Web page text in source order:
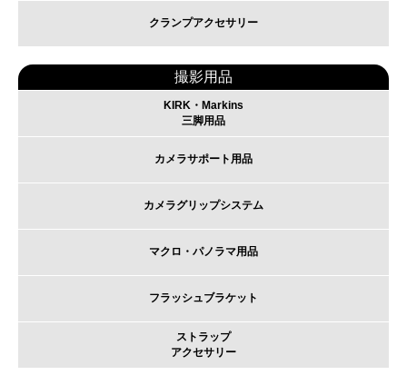
クランプアクセサリー
撮影用品
KIRK・Markins
三脚用品
カメラサポート用品
カメラグリップシステム
マクロ・パノラマ用品
フラッシュブラケット
ストラップ
アクセサリー